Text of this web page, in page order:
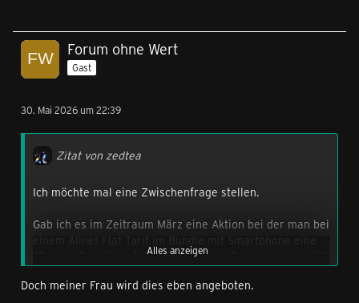
Forum ohne Wert
Gast
30. Mai 2026 um 22:39
Zitat von zedtea
Ich möchte mal eine Zwischenfrage stellen.
Gab ich es im Zeitraum März eine Aktion bei der man bei
"Bundle-Rabatt" auf den monatlichen Grundpreis erhält?
Sofern das der Fall ist und es diesen ggf. schon oder
Alles anzeigen
Doch meiner Frau wird dies eben angeboten.